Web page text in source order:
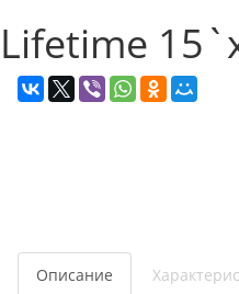
Lifetime
Описание